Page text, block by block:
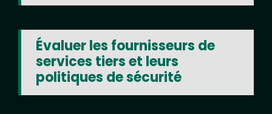
Évaluer les fournisseurs de
services tiers et leurs
politiques de sécurité